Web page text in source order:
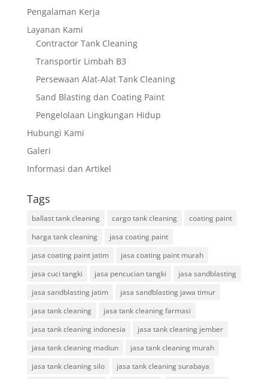
Pengalaman Kerja
Layanan Kami
Contractor Tank Cleaning
Transportir Limbah B3
Persewaan Alat-Alat Tank Cleaning
Sand Blasting dan Coating Paint
Pengelolaan Lingkungan Hidup
Hubungi Kami
Galeri
Informasi dan Artikel
Tags
ballast tank cleaning cargo tank cleaning
coating paint
harga tank cleaning
jasa coating paint
jasa coating paint jatim
jasa coating paint murah
jasa cuci tangki
jasa pencucian tangki
jasa sandblasting
jasa sandblasting jatim
jasa sandblasting jawa timur
jasa tank cleaning
jasa tank cleaning farmasi
jasa tank cleaning indonesia
jasa tank cleaning jember
jasa tank cleaning madiun
jasa tank cleaning murah
jasa tank cleaning silo
jasa tank cleaning surabaya